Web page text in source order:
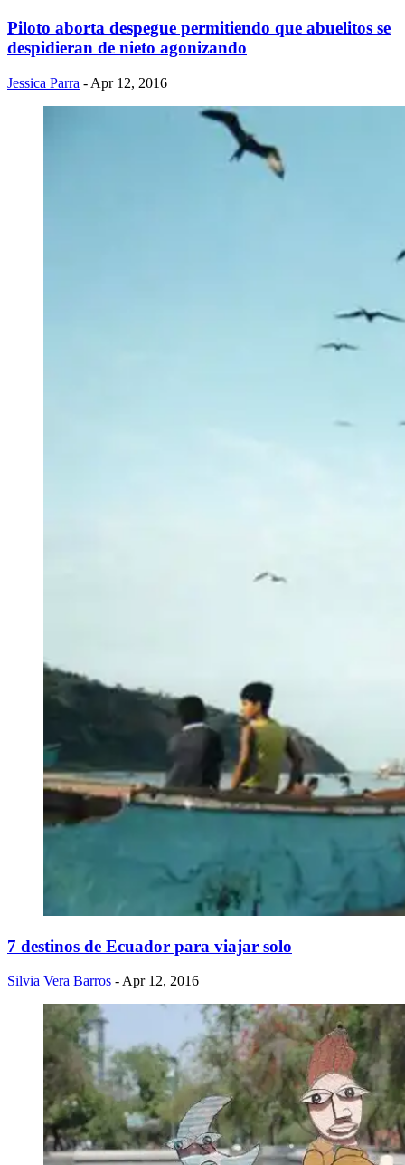
Piloto aborta despegue permitiendo que abuelitos se
despidieran de nieto agonizando
Jessica Parra - Apr 12, 2016
7 destinos de Ecuador para viajar solo
Silvia Vera Barros - Apr 12, 2016